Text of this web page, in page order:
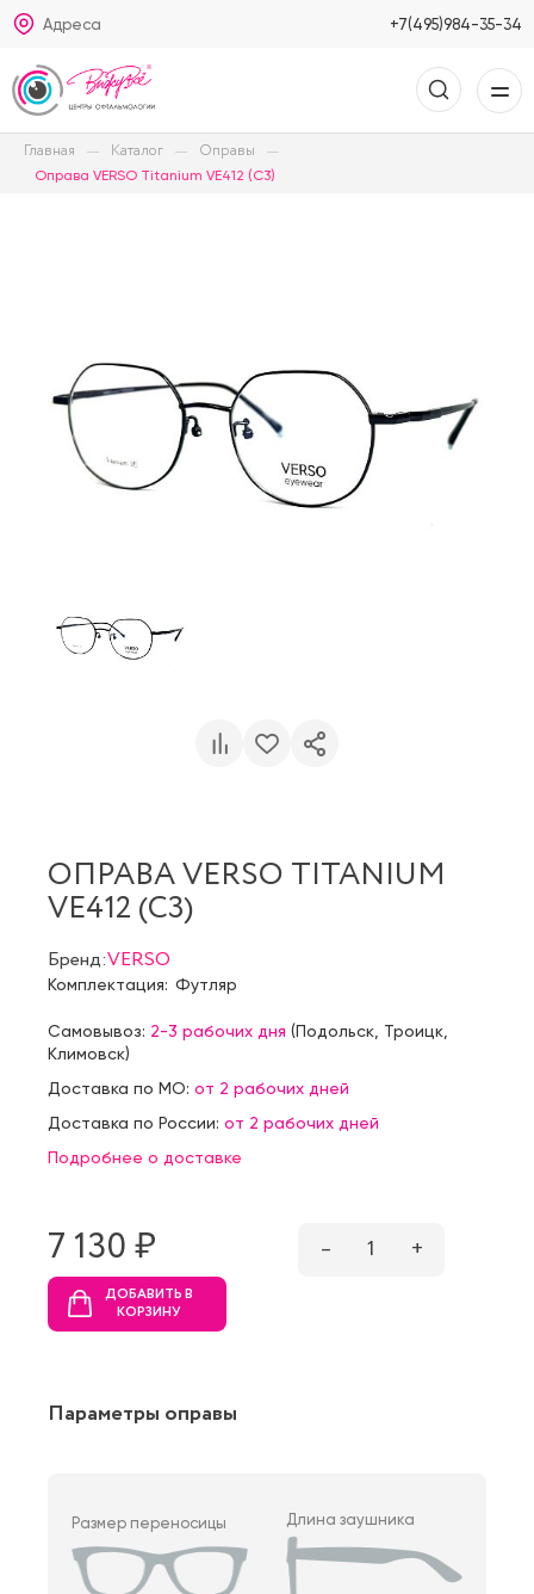
Адреса +7(495)984-35-34
Главная Каталог Оправы
Оправа VERSO Titanium VE412 (C3)
ОПРАВА VERSO TITANIUM
VE412 (C3)
Бренд:VERSO
Комплектация: Футляр
Самовывоз: 2-3 рабочих дня (Подольск Троицк
Климовск)
Доставка по МО: от 2 рабочих дней
Доставка по России: от 2 рабочих дней
Подробнее о доставке
7 130 ₷ – 1 +
ДОБАВИТЬ В
КОРЗИНУ
Параметры оправы
Размер переносицы Длина заушника